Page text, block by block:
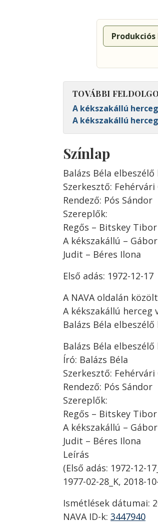
TOVÁBBI
A kékszakállú
A kékszakállú
Színlap
Balázs Béla
Szerkesztő: Fehérvári
Rendező: Pós Sándor
Szereplők:
Regős – Bitskey Tibor
A kékszakállú –
Judit – Béres Ilona
Első adás: 1972-12-17
A NAVA oldalán
A kékszakállú herceg
Balázs Béla
Balázs Béla
Író: Balázs Béla
Szerkesztő: Fehérvári
Rendező: Pós Sándor
Szereplők:
Regős – Bitskey Tibor
A kékszakállú –
Judit – Béres Ilona
Leírás
(Első adás: 1972-12-
1977-02-28_K, 2018-
Ismétlések dátumai:
NAVA ID-k: 3447940